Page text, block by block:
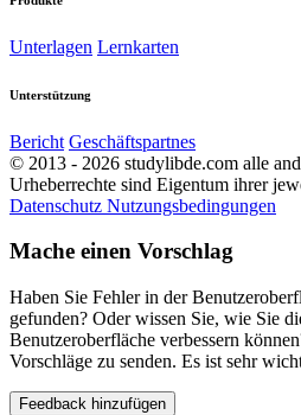
Unterlagen Lernkarten
Unterstützung
Bericht Geschäftspartnes
© 2013 - 2026 studylibde.com alle
Urheberrechte sind Eigentum ihrer
Datenschutz Nutzungsbedingungen
Mache einen Vorschlag
Haben Sie Fehler in der
gefunden? Oder wissen Sie, wie Sie
Benutzeroberfläche verbessern
Vorschläge zu senden. Es ist sehr
Feedback hinzufügen